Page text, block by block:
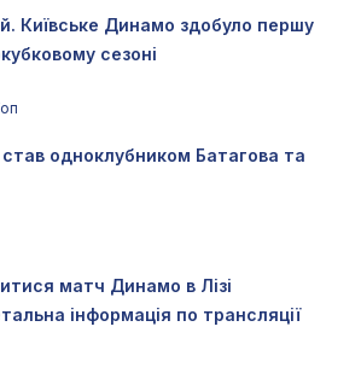
Київське Динамо здобуло першу
сезоні
одноклубником Батагова та
матч Динамо в Лізі
інформація по трансляції